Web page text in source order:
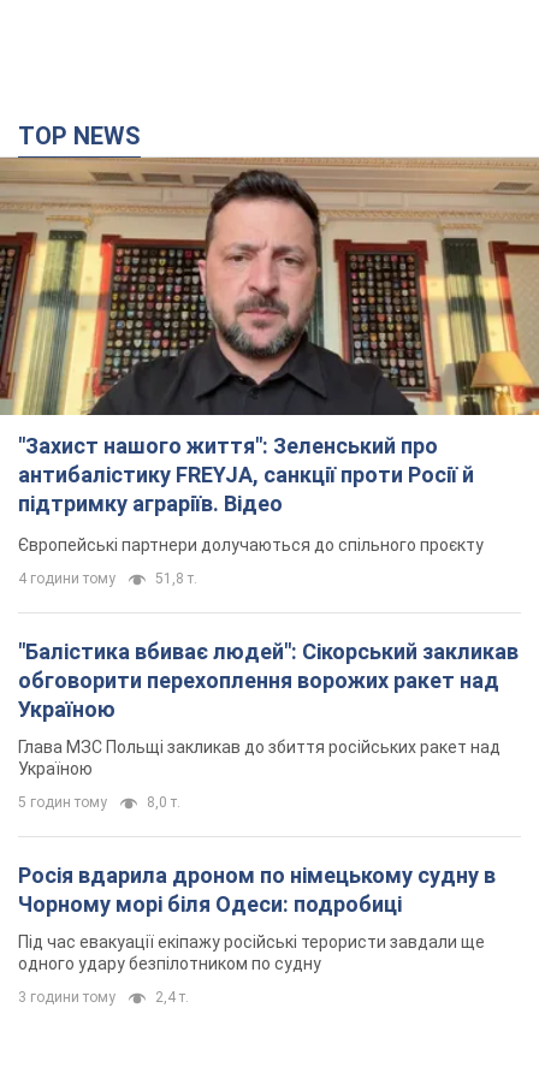
TOP NEWS
"Захист нашого життя": Зеленський про
антибалістику FREYJA, санкції проти Росії й
підтримку аграріїв. Відео
Європейські партнери долучаються до спільного проєкту
4 години тому 51,8 т.
"Балістика вбиває людей": Сікорський закликав
обговорити перехоплення ворожих ракет над
Україною
Глава МЗС Польщі закликав до збиття російських ракет над
Україною
5 годин тому 8,0 т.
Росія вдарила дроном по німецькому судну в
Чорному морі біля Одеси: подробиці
Під час евакуації екіпажу російські терористи завдали ще
одного удару безпілотником по судну
3 години тому 2,4 т.